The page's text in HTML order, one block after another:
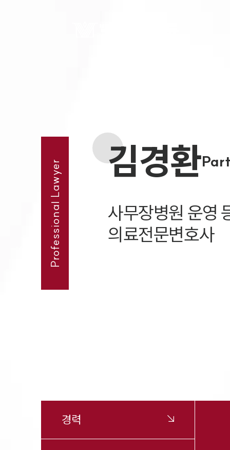
Professional Lawyer 김경환
사무장병원 운영
의료전문변호사
경력